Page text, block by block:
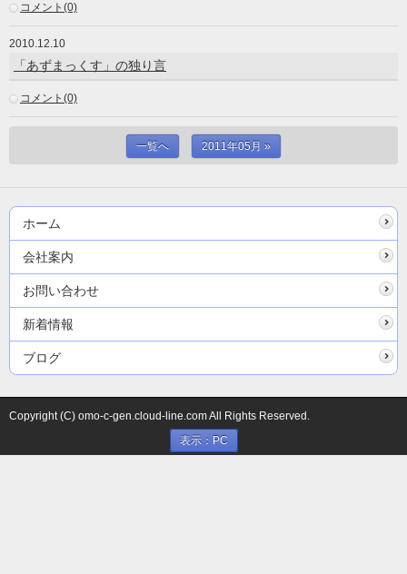
コメント(0)
2010.12.10
「あずまっくす」の独り言
コメント(0)
一覧へ 2011年05月 »
ホーム
会社案内
お問い合わせ
新着情報
ブログ
Copyright (C) omo-c-gen.cloud-line.com All Rights Reserved.
表示：PC